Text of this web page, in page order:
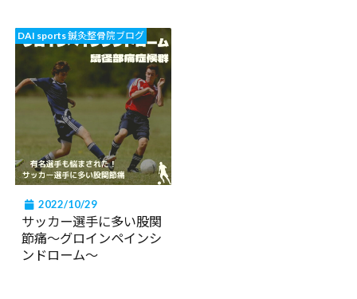
DAI sports 鍼灸整骨院ブログ
2022/10/29
サッカー選手に多い股関
節痛〜グロインペインシ
ンドローム〜